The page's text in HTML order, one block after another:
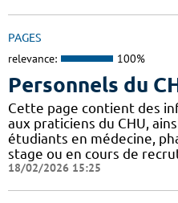
PAGES
relevance: 100%
Personnels du
Cette page contient des
aux praticiens du CHU,
étudiants en médecine,
stage ou en cours de
18/02/2026 15:25